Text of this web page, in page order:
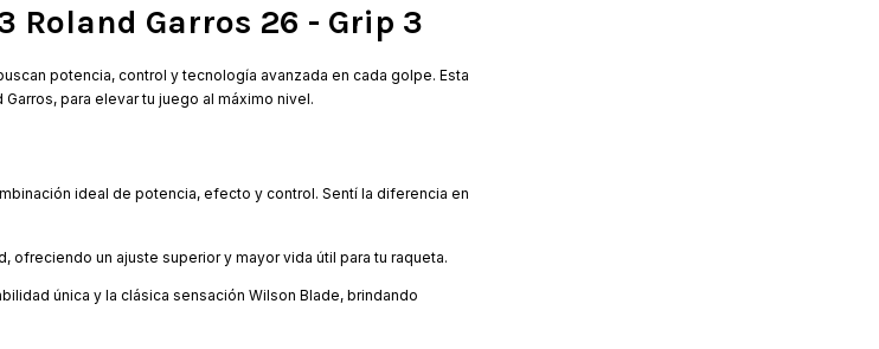
Roland Garros 26 - Grip 3
potencia, control y tecnología avanzada en cada golpe. Esta
para elevar tu juego al máximo nivel.
ideal de potencia, efecto y control. Sentí la diferencia en
ofreciendo un ajuste superior y mayor vida útil para tu raqueta.
única y la clásica sensación Wilson Blade, brindando